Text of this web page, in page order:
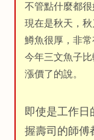
不管點什麼都很
現在是秋天，秋
鱒魚很厚，非常
今年三文魚子比
漲價了的說。
即使是工作日
握壽司的師傅